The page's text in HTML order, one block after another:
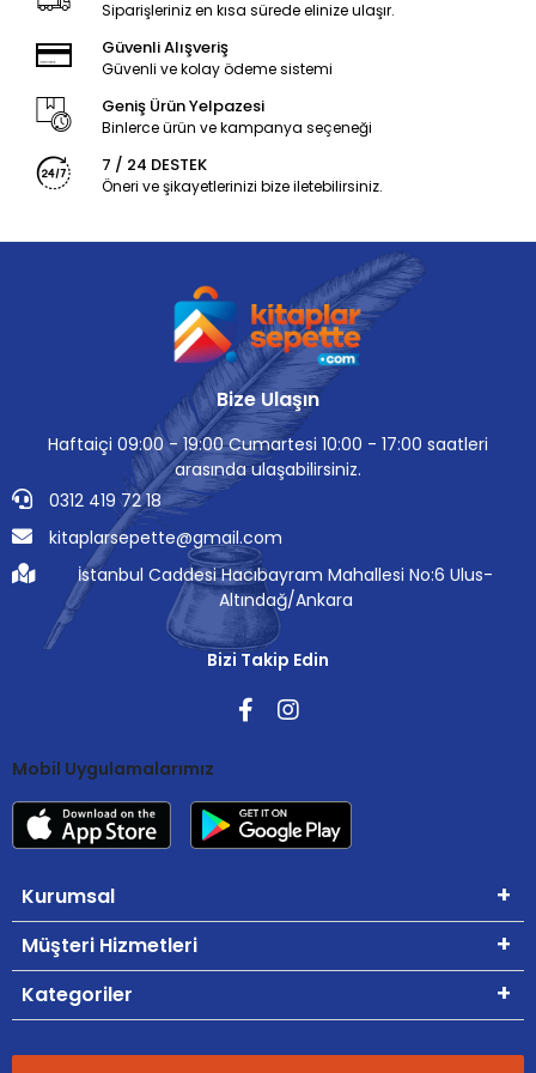
Siparişleriniz en kısa sürede elinize ulaşır.
Güvenli Alışveriş
Güvenli ve kolay ödeme sistemi
Geniş Ürün Yelpazesi
Binlerce ürün ve kampanya seçeneği
7 / 24 DESTEK
Öneri ve şikayetlerinizi bize iletebilirsiniz.
Bize Ulaşın
Haftaiçi 09:00 - 19:00 Cumartesi 10:00 - 17:00 saatleri
arasında ulaşabilirsiniz.
0312 419 72 18
kitaplarsepette@gmail.com
İstanbul Caddesi Hacıbayram Mahallesi No:6 Ulus-
Altındağ/Ankara
Bizi Takip Edin
Mobil Uygulamalarımız
Kurumsal
Müşteri Hizmetleri
Kategoriler